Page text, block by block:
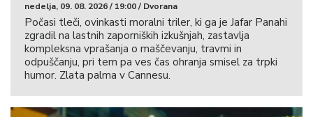
nedelja, 09. 08. 2026 / 19:00 / Dvorana
Počasi tleči, ovinkasti moralni triler, ki ga je Jafar Panahi
zgradil na lastnih zaporniških izkušnjah, zastavlja
kompleksna vprašanja o maščevanju, travmi in
odpuščanju, pri tem pa ves čas ohranja smisel za trpki
humor. Zlata palma v Cannesu.